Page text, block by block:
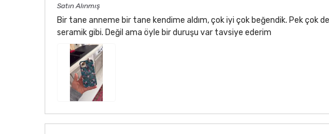
Satın Alınmış
Bir tane anneme bir tane kendime aldım, çok iyi çok beğendik. Pek çok
seramik gibi. Değil ama öyle bir duruşu var tavsiye ederim